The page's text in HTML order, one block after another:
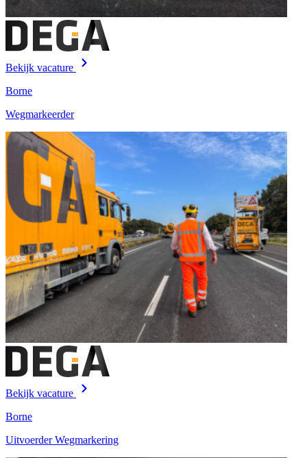
Bekijk vacature
Borne
Wegmarkeerder
Bekijk vacature
Borne
Uitvoerder Wegmarkering